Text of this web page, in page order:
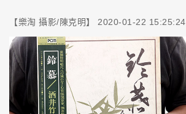
【樂淘 攝影/陳克明】 2020-01-22 15:25:24